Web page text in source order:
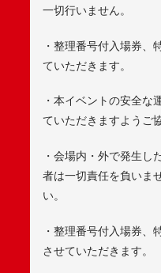
一切行いません。
・整理番号付入場券
ていただきます。
・本イベントの安全な
ていただきますようご
・会場内・外で発生
者は一切責任を負いま
い。
・整理番号付入場券、
させていただきます。